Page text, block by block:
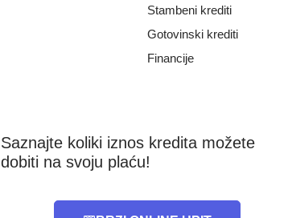
Stambeni krediti
Gotovinski krediti
Financije
Saznajte koliki iznos kredita možete
dobiti na svoju plaću!